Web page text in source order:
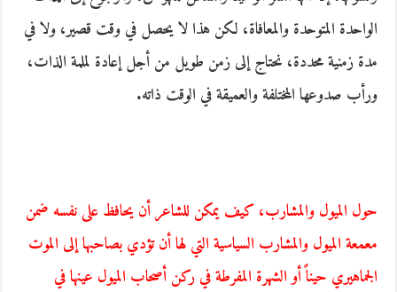
الواحدة المتوحدة والمعافاة، لكن هذا لا يحصل في وقت قصير، ولا في
مدة زمنية محددة، نحتاج إلى زمن طويل من أجل إعادة لملمة الذات،
ورأب صدوعها المختلفة والعميقة في الوقت ذاته.
حول الميول والمشارب، كيف يمكن للشاعر أن يحافظ على نفسه ضمن
معمعة الميول والمشارب السياسية التي لها أن تؤدي بصاحبها إلى الموت
الجماهيري حيناً أو الشهرة المفرطة في ركن أصحاب الميول عينها في